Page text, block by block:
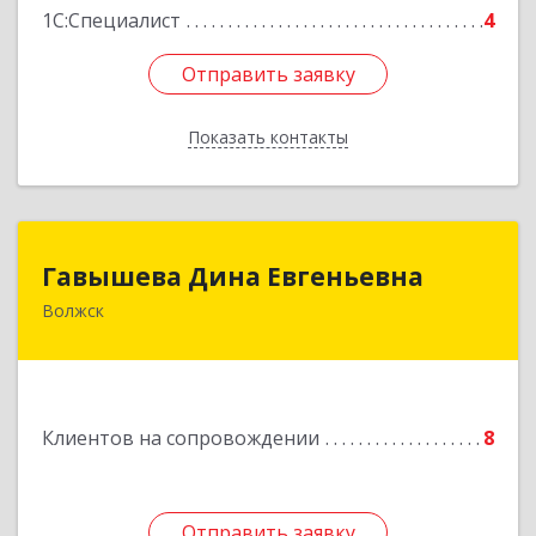
1С:Специалист 4
Отправить заявку
Показать контакты
Отправить заявку
Назад
Гавышева Дина Евгеньевна
Волжск
Клиентов на сопровождении 8